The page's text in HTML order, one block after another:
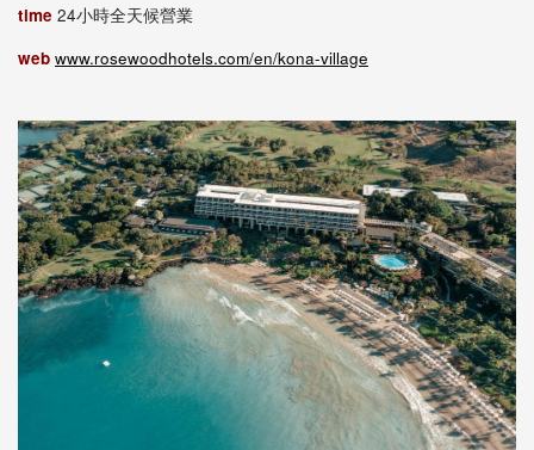
time 24小時全天候營業
web www.rosewoodhotels.com/en/kona-village